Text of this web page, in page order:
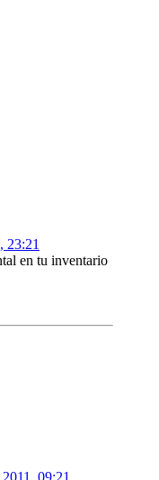
23:21
en tu inventario